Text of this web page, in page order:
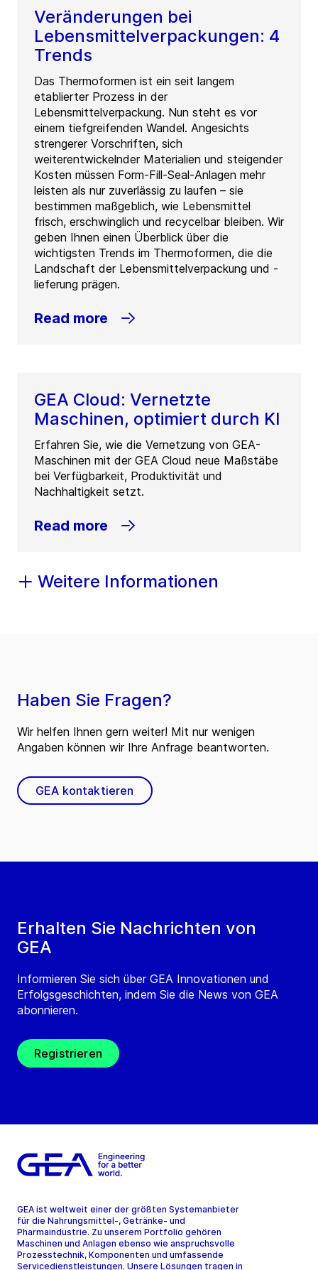
Veränderungen bei
Lebensmittelverpackungen: 4
Trends
Das Thermoformen ist ein seit langem
etablierter Prozess in der
Lebensmittelverpackung. Nun steht es vor
einem tiefgreifenden Wandel. Angesichts
strengerer Vorschriften, sich
weiterentwickelnder Materialien und steigender
Kosten müssen Form-Fill-Seal-Anlagen mehr
leisten als nur zuverlässig zu laufen – sie
bestimmen maßgeblich, wie Lebensmittel
frisch, erschwinglich und recycelbar bleiben. Wir
geben Ihnen einen Überblick über die
wichtigsten Trends im Thermoformen, die die
Landschaft der Lebensmittelverpackung und -
lieferung prägen.
Read more
GEA Cloud: Vernetzte
Maschinen, optimiert durch KI
Erfahren Sie, wie die Vernetzung von GEA-
Maschinen mit der GEA Cloud neue Maßstäbe
bei Verfügbarkeit, Produktivität und
Nachhaltigkeit setzt.
Read more
Weitere Informationen
Erhalten Sie Nachrichten von
GEA
Informieren Sie sich über GEA Innovationen und
Erfolgsgeschichten, indem Sie die News von GEA
abonnieren.
Registrieren
Haben Sie Fragen?
Wir helfen Ihnen gern weiter! Mit nur wenigen
Angaben können wir Ihre Anfrage beantworten.
GEA kontaktieren
GEA ist weltweit einer der größten Systemanbieter
für die Nahrungsmittel-, Getränke- und
Pharmaindustrie. Zu unserem Portfolio gehören
Maschinen und Anlagen ebenso wie anspruchsvolle
Prozesstechnik, Komponenten und umfassende
Servicedienstleistungen. Unsere Lösungen tragen in